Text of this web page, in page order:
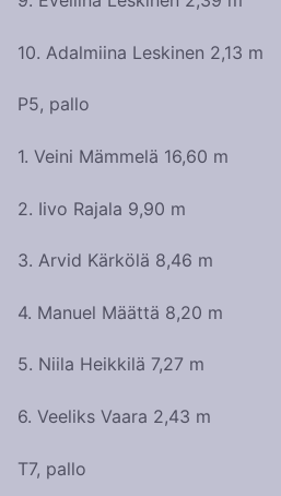
10. Adalmiina Leskinen 2,13 m
P5, pallo
1. Veini Mämmelä 16,60 m
2. Iivo Rajala 9,90 m
3. Arvid Kärkölä 8,46 m
4. Manuel Määttä 8,20 m
5. Niila Heikkilä 7,27 m
6. Veeliks Vaara 2,43 m
T7, pallo